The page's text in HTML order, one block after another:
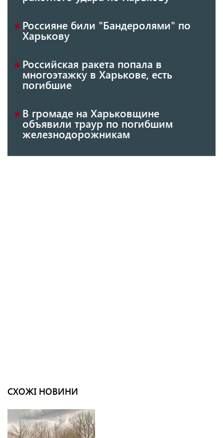
Россияне били "Бандеролями" по
Харькову
Российская ракета попала в
многоэтажку в Харькове, есть
погибшие
В громаде на Харьковщине
объявили траур по погибшим
железнодорожникам
СХОЖІ НОВИНИ